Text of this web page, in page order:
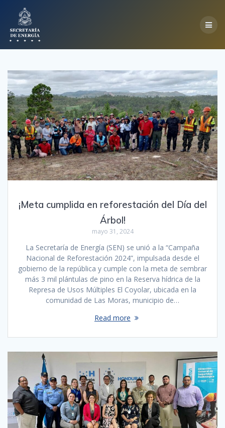
¡Meta cumplida en reforestación del Día del
Árbol!
mayo 31, 2024
La Secretaría de Energía (SEN) se unió a la “Campaña
Nacional de Reforestación 2024”, impulsada desde el
gobierno de la república y cumple con la meta de sembrar
más 3 mil plántulas de pino en la Reserva hídrica de la
Represa de Usos Múltiples El Coyolar, ubicada en la
comunidad de Las Moras, municipio de…
Read more